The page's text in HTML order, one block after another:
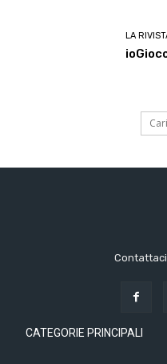
LA
CATEGORIE PRINCIPALI